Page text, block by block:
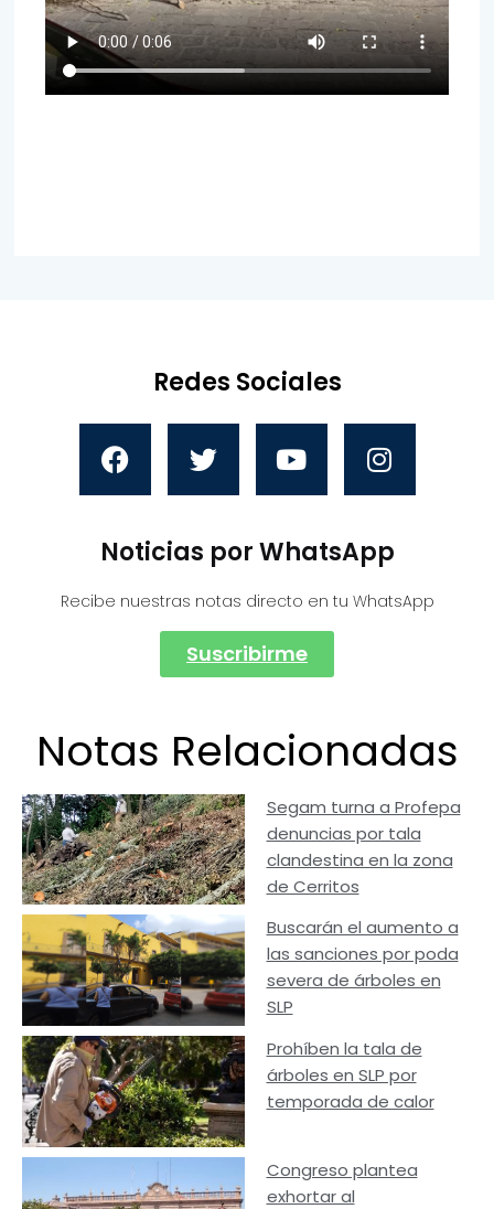
Redes Sociales
Noticias por WhatsApp
Recibe nuestras notas directo en tu WhatsApp
Suscribirme
Notas Relacionadas
Segam turna a Profepa
denuncias por tala
clandestina en la zona
de Cerritos
Buscarán el aumento a
las sanciones por poda
severa de árboles en
SLP
Prohíben la tala de
árboles en SLP por
temporada de calor
Congreso plantea
exhortar al